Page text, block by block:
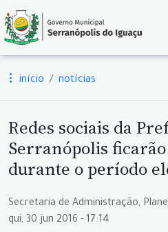
início notícias
Redes sociais da
Serranópolis
durante o período
Secretaria de Administração,
qui, 30 jun 2016 - 17:14